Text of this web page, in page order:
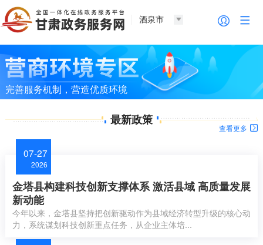
酒泉市
完善服务机制，营造优质环境
最新政策
查看更多
金塔县构建科技创新支撑体系 激活县域 高质量发展
新动能
今年以来，金塔县坚持把创新驱动作为县域经济转型升级的核心动
力，系统谋划科技创新重点任务，从企业主体培...
07-27
2026